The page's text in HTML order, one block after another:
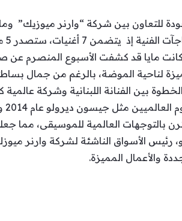
7 أغنيات، ستصدر 5 منها قريبًا أمّا الأغنيتين المتبقيتين فتطرحهما في وقت لاحق هذا العام.
مايا قد كشفت الأسبوع المنصرم
لناحية الموضة، بالرغم من جمال
بين الفنانة اللبنانية وشركة
بالتوجهات العالمية للموسيقى، مما
رئيس الأسواق الناشئة لشركة وارنر
والأعمال المميزة.